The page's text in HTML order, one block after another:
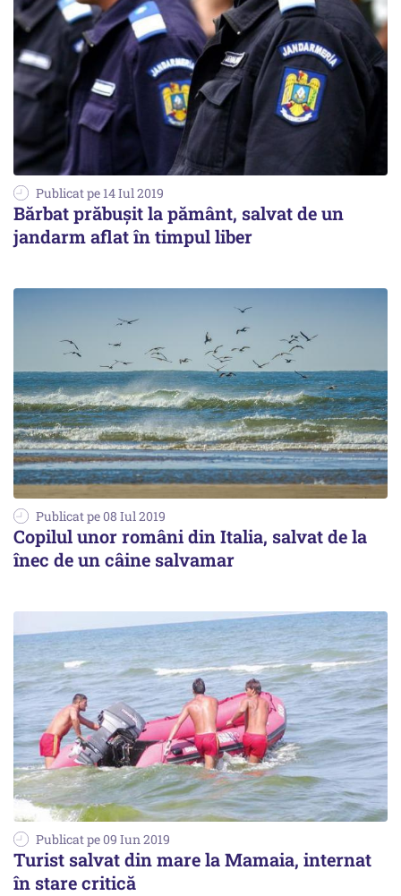
Publicat pe 14 Iul 2019
Bărbat prăbușit la pământ, salvat de un
jandarm aflat în timpul liber
Publicat pe 08 Iul 2019
Copilul unor români din Italia, salvat de la
înec de un câine salvamar
Publicat pe 09 Iun 2019
Turist salvat din mare la Mamaia, internat
în stare critică